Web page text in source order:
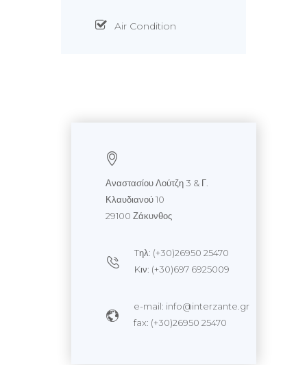
Air Condition
Αναστασίου Λούτζη 3 & Γ.
Κλαυδιανού 10
29100 Ζάκυνθος
Tηλ: (+30)26950 25470
Kιν: (+30)697 6925009
e-mail: info@interzante.gr
fax: (+30)26950 25470